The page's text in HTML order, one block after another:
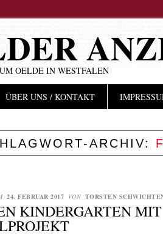
OELDE IN WESTFALEN
ÜBER UNS / KONTAKT
ARCHIV:
24. FEBRUAR 2017 VON TORSTEN
KINDERGARTEN